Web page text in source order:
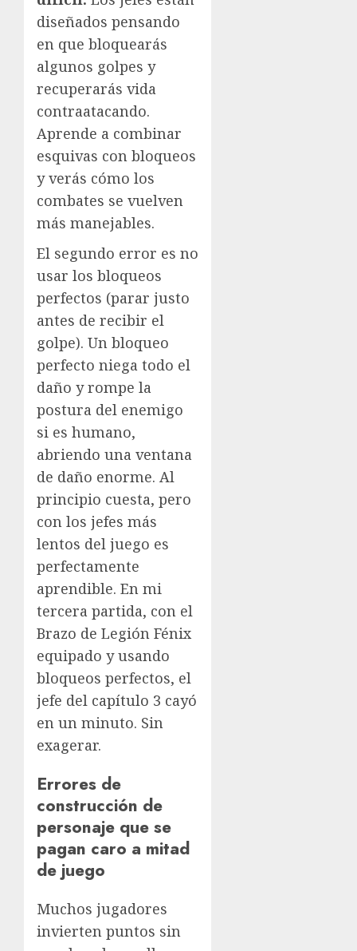
diseñados pensando
en que bloquearás
algunos golpes y
recuperarás vida
contraatacando.
Aprende a combinar
esquivas con bloqueos
y verás cómo los
combates se vuelven
más manejables.
El segundo error es no
usar los bloqueos
perfectos (parar justo
antes de recibir el
golpe). Un bloqueo
perfecto niega todo el
daño y rompe la
postura del enemigo
si es humano,
abriendo una ventana
de daño enorme. Al
principio cuesta, pero
con los jefes más
lentos del juego es
perfectamente
aprendible. En mi
tercera partida, con el
Brazo de Legión Fénix
equipado y usando
bloqueos perfectos, el
jefe del capítulo 3 cayó
en un minuto. Sin
exagerar.
Errores de
construcción de
personaje que se
pagan caro a mitad
de juego
Muchos jugadores
invierten puntos sin